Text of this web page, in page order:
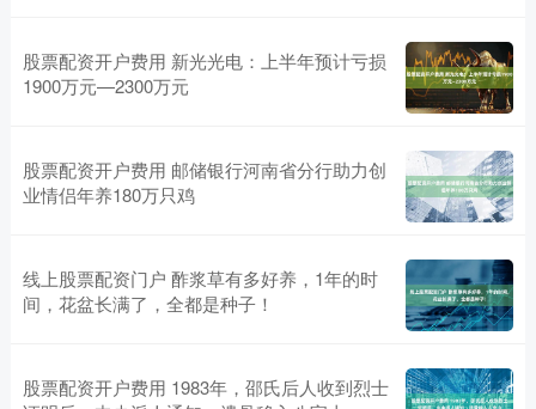
股票配资开户费用 新光光电：上半年预计亏损
1900万元—2300万元
股票配资开户费用 邮储银行河南省分行助力创
业情侣年养180万只鸡
线上股票配资门户 酢浆草有多好养，1年的时
间，花盆长满了，全都是种子！
股票配资开户费用 1983年，邵氏后人收到烈士